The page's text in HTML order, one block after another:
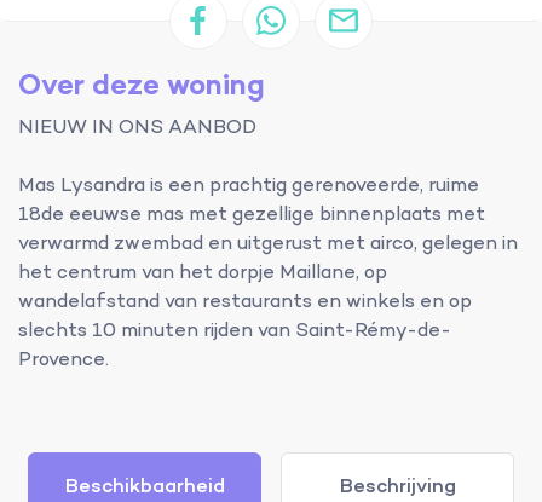
Over deze woning
NIEUW IN ONS AANBOD
Mas Lysandra is een prachtig gerenoveerde, ruime
18de eeuwse mas met gezellige binnenplaats met
verwarmd zwembad en uitgerust met airco, gelegen in
het centrum van het dorpje Maillane, op
wandelafstand van restaurants en winkels en op
slechts 10 minuten rijden van Saint-Rémy-de-
Provence.
Beschikbaarheid Beschrijving